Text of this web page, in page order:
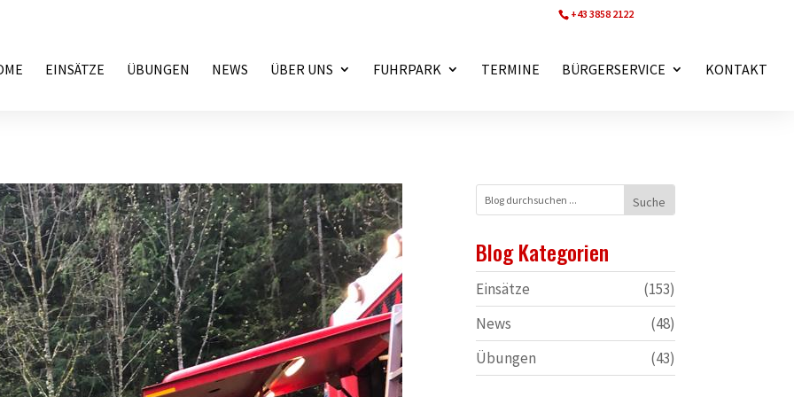
+43 3858 2122
EINSÄTZE ÜBUNGEN NEWS ÜBER UNS FUHRPARK TERMINE BÜRGERSERVICE KONTAKT
Blog Kategorien
Einsätze
(153)
News
(48)
Übungen
(43)